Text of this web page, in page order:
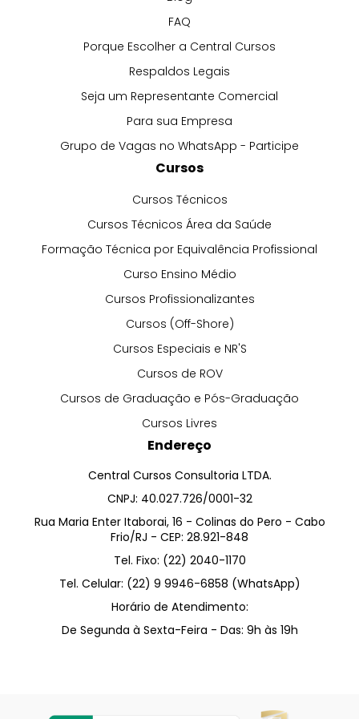
FAQ
Porque Escolher a Central Cursos
Respaldos Legais
Seja um Representante Comercial
Para sua Empresa
Grupo de Vagas no WhatsApp - Participe
Cursos
Cursos Técnicos
Cursos Técnicos Área da Saúde
Formação Técnica por Equivalência Profissional
Curso Ensino Médio
Cursos Profissionalizantes
Cursos (Off-Shore)
Cursos Especiais e NR'S
Cursos de ROV
Cursos de Graduação e Pós-Graduação
Cursos Livres
Endereço
Central Cursos Consultoria LTDA.
CNPJ: 40.027.726/0001-32
Rua Maria Enter Itaborai, 16 - Colinas do Pero - Cabo
Frio/RJ - CEP: 28.921-848
Tel. Fixo: (22) 2040-1170
Tel. Celular: (22) 9 9946-6858 (WhatsApp)
Horário de Atendimento:
De Segunda à Sexta-Feira - Das: 9h às 19h